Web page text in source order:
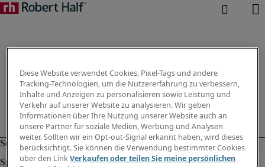
Diese Website verwendet Cookies, Pixel-Tags und andere
Tracking-Technologien, um die Nutzererfahrung zu verbessern,
Inhalte und Anzeigen zu personalisieren sowie Leistung und
Verkehr auf unserer Website zu analysieren. Wir geben
Informationen über Ihre Nutzung unserer Website auch an
unsere Partner für soziale Medien, Werbung und Analysen
weiter. Sollten wir ein Opt-out-Signal erkannt haben, wird dieses
berücksichtigt. Sie können die Verwendung bestimmter Cookies
über den LinkVerkaufen oder teilen Sie meine persönlichen